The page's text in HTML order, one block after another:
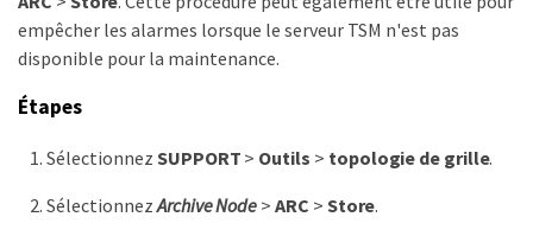
empêcher les alarmes lorsque le serveur TSM n'est pas
disponible pour la maintenance.
Étapes
Sélectionnez SUPPORT > Outils > topologie de grille.
SélectionnezArchive Node >ARC > Store.